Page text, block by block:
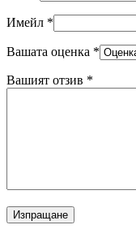
Имейл *
Вашата оценка *
Вашият отзив *